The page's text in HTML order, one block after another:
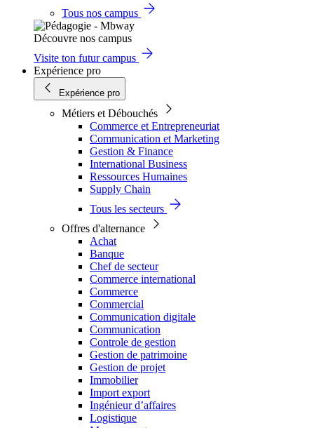
Tous nos campus
Découvre nos campus
Visite ton futur campus
Expérience pro
Expérience pro
Métiers et Débouchés
Commerce et Entrepreneuriat
Communication et Marketing
Gestion & Finance
International Business
Ressources Humaines
Supply Chain
Tous les secteurs
Offres d'alternance
Achat
Banque
Chef de secteur
Commerce international
Commerce
Commercial
Communication digitale
Communication
Controle de gestion
Gestion de patrimoine
Gestion de projet
Immobilier
Import export
Ingénieur d’affaires
Logistique